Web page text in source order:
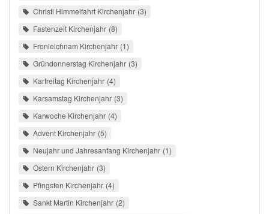
Christi Himmelfahrt Kirchenjahr 3
Fastenzeit Kirchenjahr 8
Fronleichnam Kirchenjahr 1
Gründonnerstag Kirchenjahr 3
Karfreitag Kirchenjahr 4
Karsamstag Kirchenjahr 3
Karwoche Kirchenjahr 4
Advent Kirchenjahr 5
Neujahr und Jahresanfang Kirchenjahr 1
Ostern Kirchenjahr 3
Pfingsten Kirchenjahr 4
Sankt Martin Kirchenjahr 2